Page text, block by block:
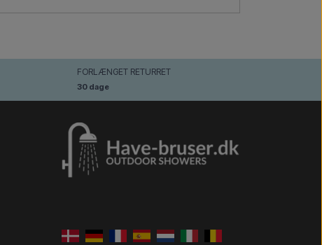
FORLÆNGET RETURRET
30 dage